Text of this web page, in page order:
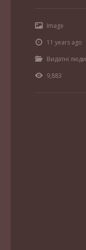
Image
11 years ago
Видатні люди
9,883